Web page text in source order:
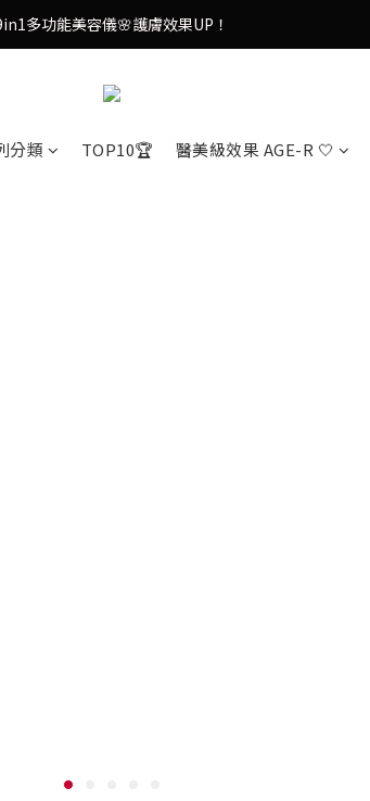
多功能美容儀🌸護膚效果UP！
多功能美容儀🌸護膚效果UP！
分類 TOP10🏆 醫美級效果 AGE-R 🤍